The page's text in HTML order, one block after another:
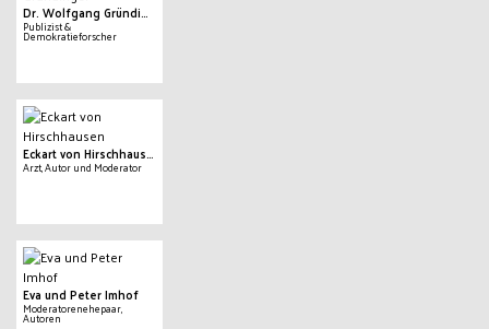
Dr. Wolfgang Gründinger
Publizist &
Demokratieforscher
Eckart von Hirschhausen
Arzt, Autor und Moderator
Eva und Peter Imhof
Moderatorenehepaar,
Autoren